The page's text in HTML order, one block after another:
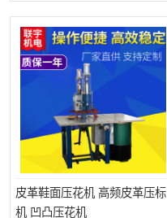
皮革鞋面压花机 高频皮革压标
机 凹凸压花机